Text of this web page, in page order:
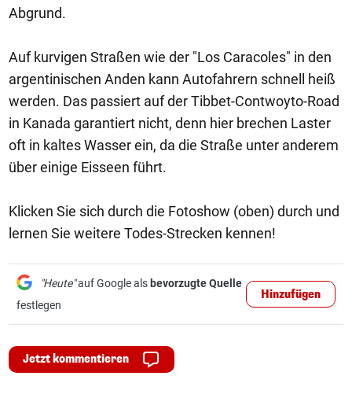
Abgrund.
Auf kurvigen Straßen wie der "Los Caracoles" in den
argentinischen Anden kann Autofahrern schnell heiß
werden. Das passiert auf der Tibbet-Contwoyto-Road
in Kanada garantiert nicht, denn hier brechen Laster
oft in kaltes Wasser ein, da die Straße unter anderem
über einige Eisseen führt.
Klicken Sie sich durch die Fotoshow (oben) durch und
lernen Sie weitere Todes-Strecken kennen!
"Heute"auf Google als bevorzugte Quelle
festlegen
Hinzufügen
Jetzt kommentieren